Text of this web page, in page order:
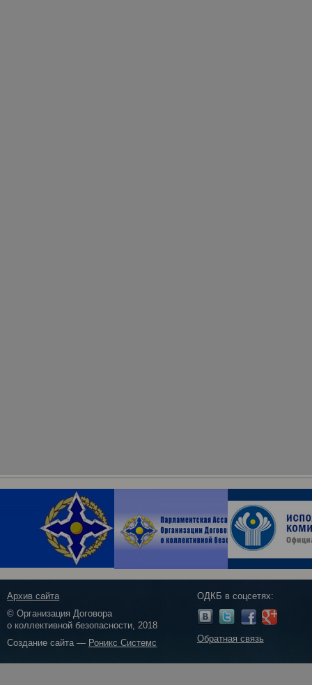
Архив сайта
© Организация Договора
о коллективной безопасности, 2018
Создание сайта — Роникс Системс
ОДКБ в соцсетях:
Обратная связь